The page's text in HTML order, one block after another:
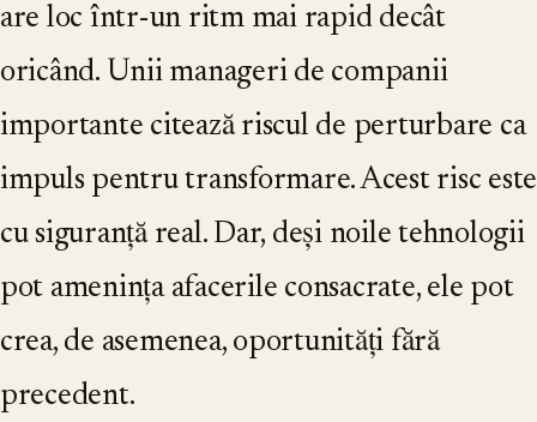
are loc într-un ritm mai rapid decât
oricând. Unii manageri de companii
importante citează riscul de perturbare ca
impuls pentru transformare. Acest risc este
cu siguranță real. Dar, deși noile tehnologii
pot amenința afacerile consacrate, ele pot
crea, de asemenea, oportunități fără
precedent.